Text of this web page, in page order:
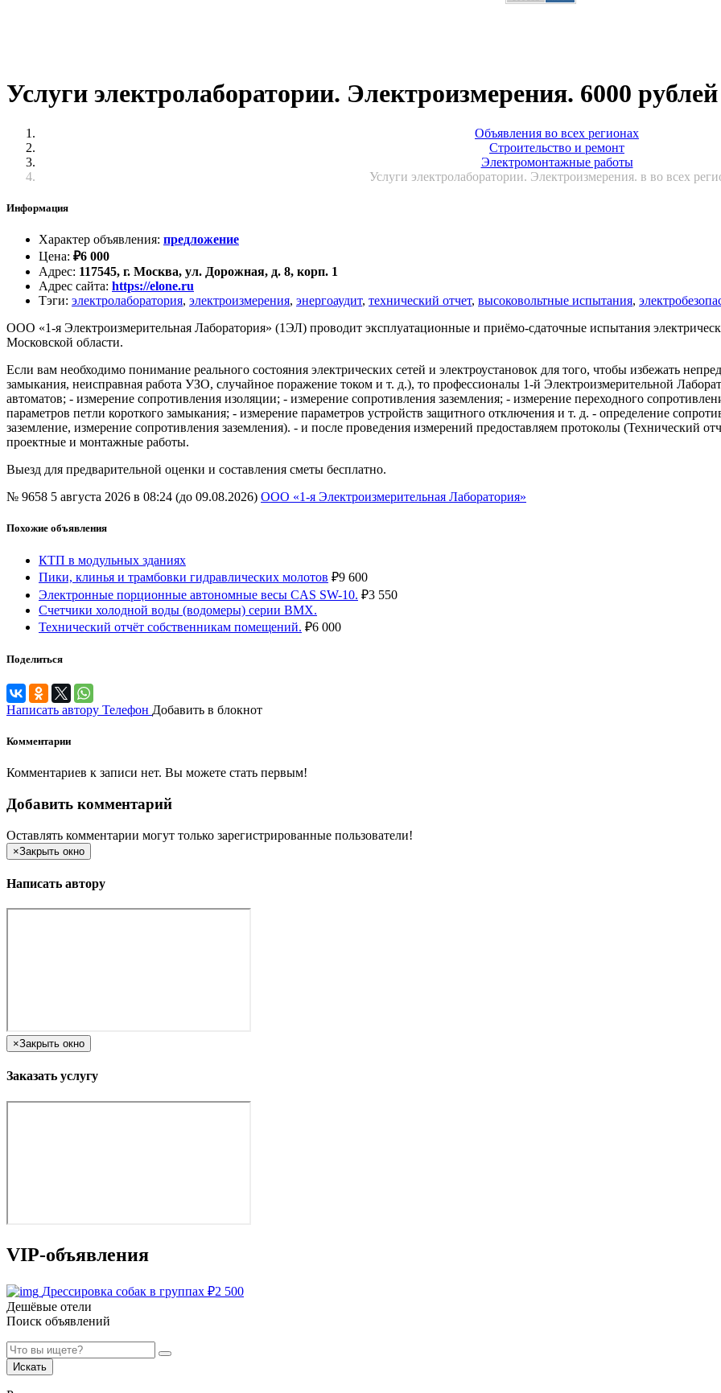
Услуги электролаборатории. Электроизмерения. 6000 рублей
Объявления во всех регионах
Строительство и ремонт
Электромонтажные работы
Услуги электролаборатории. Электроизмерения. в во всех
Информация
Характер объявления: предложение
Цена: ₽6 000
Адрес: 117545, г. Москва, ул. Дорожная, д. 8, корп. 1
Адрес сайта: https://elone.ru
Тэги: электролаборатория, электроизмерения, энергоаудит, технический отчет, высоковольтные испытания,
ООО «1-я Электроизмерительная Лаборатория» (1ЭЛ) проводит эксплуатационные и приёмо-сдаточные испытания
Московской области.
Если вам необходимо понимание реального состояния электрических сетей и электроустановок для того, чтобы избежать
замыкания, неисправная работа УЗО, случайное поражение током и т. д.), то профессионалы 1-й Электроизмерительной
автоматов; - измерение сопротивления изоляции; - измерение сопротивления заземления; - измерение переходного
параметров петли короткого замыкания; - измерение параметров устройств защитного отключения и т. д. - определение
заземление, измерение сопротивления заземления). - и после проведения измерений предоставляем протоколы (Технический
проектные и монтажные работы.
Выезд для предварительной оценки и составления сметы бесплатно.
№ 9658 5 августа 2026 в 08:24 (до 09.08.2026) ООО «1-я Электроизмерительная Лаборатория»
Похожие объявления
КТП в модульных зданиях
Пики, клинья и трамбовки гидравлических молотов ₽9 600
Электронные порционные автономные весы CAS SW-10. ₽3 550
Счетчики холодной воды (водомеры) серии ВМХ.
Технический отчёт собственникам помещений. ₽6 000
Поделиться
Написать автору Телефон Добавить в блокнот
Комментарии
Комментариев к записи нет. Вы можете стать первым!
Добавить комментарий
Оставлять комментарии могут только зарегистрированные пользователи!
×Закрыть окно
Написать автору
×Закрыть окно
Заказать услугу
VIP-объявления
Дрессировка собак в группах ₽2 500
Дешёвые отели
Поиск объявлений
Искать